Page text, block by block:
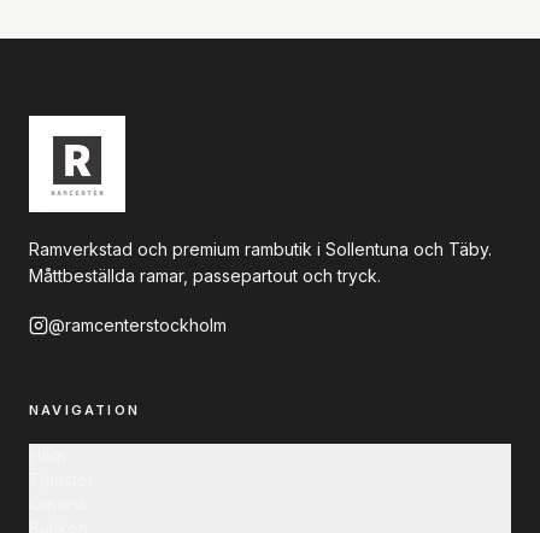
Ramverkstad och premium rambutik i Sollentuna och Täby.
Måttbeställda ramar, passepartout och tryck.
@ramcenterstockholm
NAVIGATION